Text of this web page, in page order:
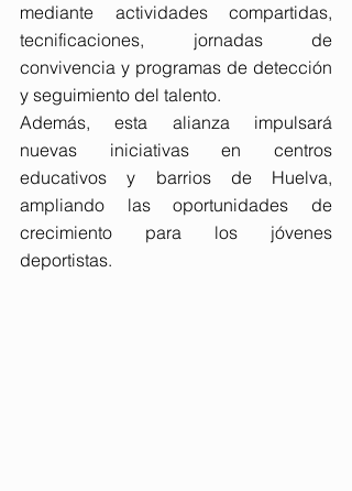
mediante actividades compartidas,
tecnificaciones, jornadas de
convivencia y programas de detección
y seguimiento del talento.
Además, esta alianza impulsará
nuevas iniciativas en centros
educativos y barrios de Huelva,
ampliando las oportunidades de
crecimiento para los jóvenes
deportistas.